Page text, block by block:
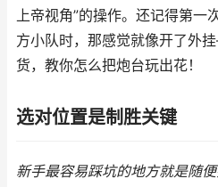
上帝视角”的操作。还记得第一
方小队时，那感觉就像开了外
货，教你怎么把炮台玩出花！
选对位置是制胜关键
新手最容易踩坑的地方就是随